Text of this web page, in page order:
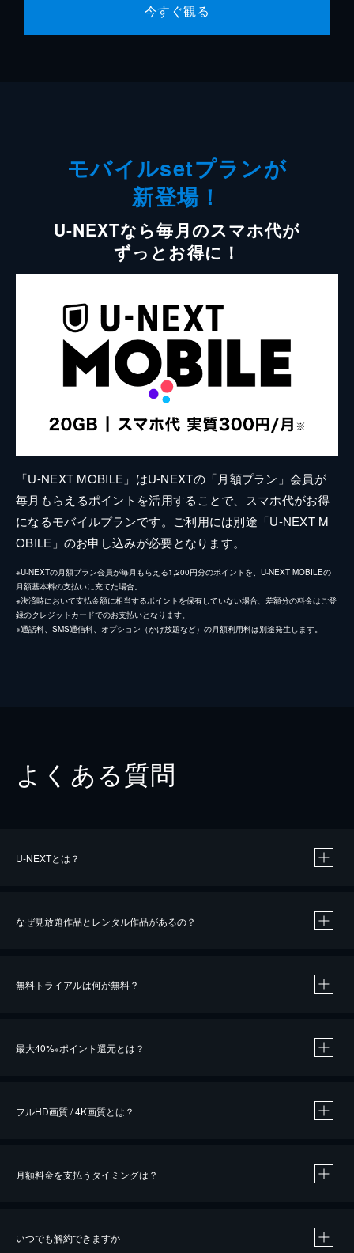
今すぐ観る
モバイルsetプランが
新登場！
U-NEXTなら毎月のスマホ代が
ずっとお得に！
「U-NEXT MOBILE」はU-NEXTの「月額プラン」会員が
毎月もらえるポイントを活用することで、スマホ代がお得
になるモバイルプランです。ご利用には別途「U-NEXT M
OBILE」のお申し込みが必要となります。
※U-NEXTの月額プラン会員が毎月もらえる1,200円分のポイントを、U-NEXT MOBILEの
月額基本料の支払いに充てた場合。
※決済時において支払金額に相当するポイントを保有していない場合、差額分の料金はご登
録のクレジットカードでのお支払いとなります。
※通話料、SMS通信料、オプション（かけ放題など）の月額利用料は別途発生します。
よくある質問
U-NEXTとは？
なぜ見放題作品とレンタル作品があるの？
無料トライアルは何が無料？
最大40%※ポイント還元とは？
※40％ポイント還元の対象は、クレジットカード決済による作品の購入 / レンタルです。
フルHD画質 / 4K画質とは？
月額料金を支払うタイミングは？
いつでも解約できますか